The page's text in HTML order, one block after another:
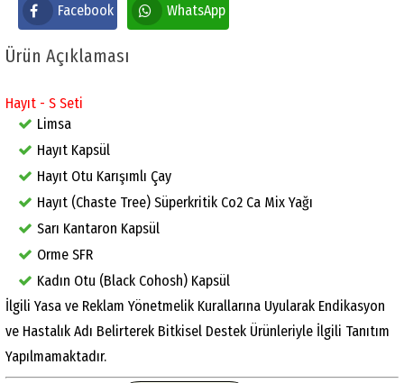
Facebook WhatsApp
Ürün Açıklaması
Hayıt - S Seti
Limsa
Hayıt Kapsül
Hayıt Otu Karışımlı Çay
Hayıt (Chaste Tree) Süperkritik Co2 Ca Mix Yağı
Sarı Kantaron Kapsül
Orme SFR
Kadın Otu (Black Cohosh) Kapsül
İlgili Yasa ve Reklam Yönetmelik Kurallarına Uyularak Endikasyon
ve Hastalık Adı Belirterek Bitkisel Destek Ürünleriyle İlgili Tanıtım
Yapılmamaktadır.